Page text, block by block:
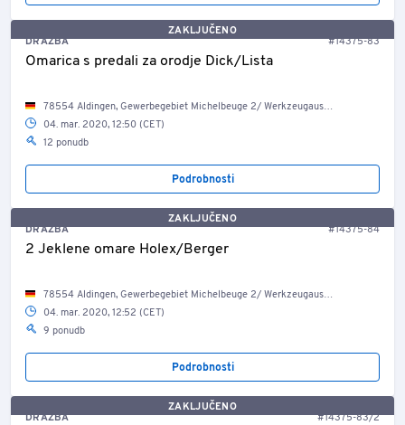
ZAKLJUČENO
DRAŽBA
#14375-83
Omarica s predali za orodje Dick/Lista
78554 Aldingen, Gewerbegebiet Michelbeuge 2/ Werkzeugausgabe
04. mar. 2020, 12:50 (CET)
12 ponudb
Podrobnosti
ZAKLJUČENO
DRAŽBA
#14375-84
2 Jeklene omare Holex/Berger
78554 Aldingen, Gewerbegebiet Michelbeuge 2/ Werkzeugausgabe
04. mar. 2020, 12:52 (CET)
9 ponudb
Podrobnosti
ZAKLJUČENO
DRAŽBA
#14375-83/2